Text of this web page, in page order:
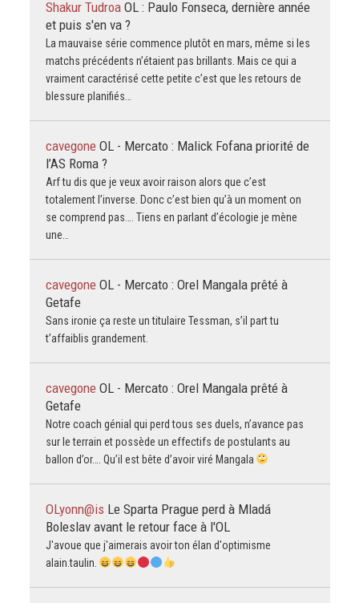
Shakur Tudroa OL : Paulo Fonseca, dernière année
et puis s'en va ?
La mauvaise série commence plutôt en mars, même si les
matchs précédents n’étaient pas brillants. Mais ce qui a
vraiment caractérisé cette petite c’est que les retours de
blessure planifiés…
cavegone OL - Mercato : Malick Fofana priorité de
l’AS Roma ?
Arf tu dis que je veux avoir raison alors que c’est
totalement l’inverse. Donc c’est bien qu’à un moment on
se comprend pas…. Tiens en parlant d’écologie je mène
une…
cavegone OL - Mercato : Orel Mangala prêté à
Getafe
Sans ironie ça reste un titulaire Tessman, s’il part tu
t’affaiblis grandement.
cavegone OL - Mercato : Orel Mangala prêté à
Getafe
Notre coach génial qui perd tous ses duels, n’avance pas
sur le terrain et possède un effectifs de postulants au
ballon d’or…. Qu’il est bête d’avoir viré Mangala
OLyonn@is Le Sparta Prague perd à Mladá
Boleslav avant le retour face à l'OL
J'avoue que j'aimerais avoir ton élan d'optimisme
alain.taulin.